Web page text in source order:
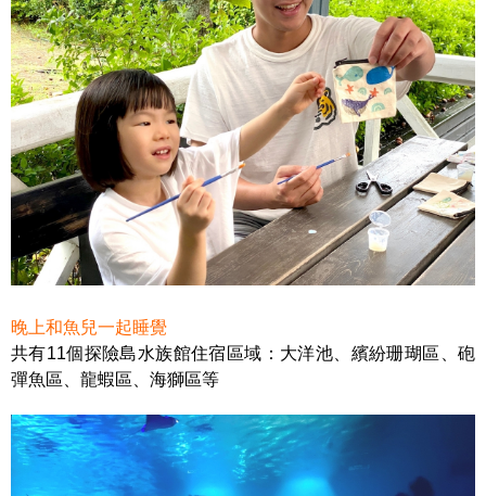
晚上和魚兒一起睡覺
共有11個探險島水族館住宿區域：大洋池、繽紛珊瑚區、砲
彈魚區、龍蝦區、海獅區等